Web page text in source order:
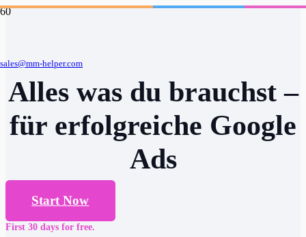
sales@mm-helper.com
Alles was du brauchst –
für erfolgreiche Google
Ads
Start Now
First 30 days for free.